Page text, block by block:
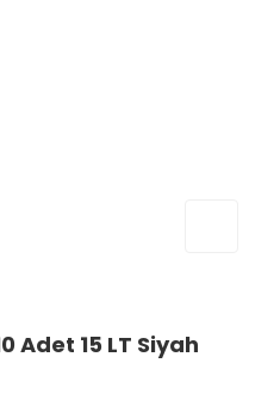
Adet 15 LT Siyah